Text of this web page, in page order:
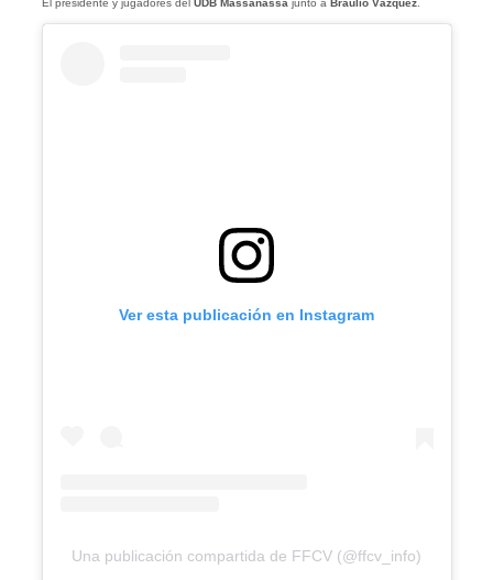
El presidente y jugadores del UDB Massanassa junto a Braulio Vázquez.
Ver esta publicación en Instagram
Una publicación compartida de FFCV (@ffcv_info)